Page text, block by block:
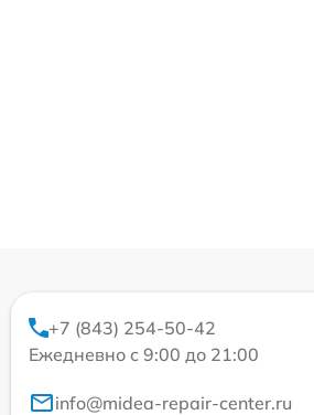
+7 (843) 254-50-42
Ежедневно с 9:00 до 21:00
info@midea-repair-center.ru